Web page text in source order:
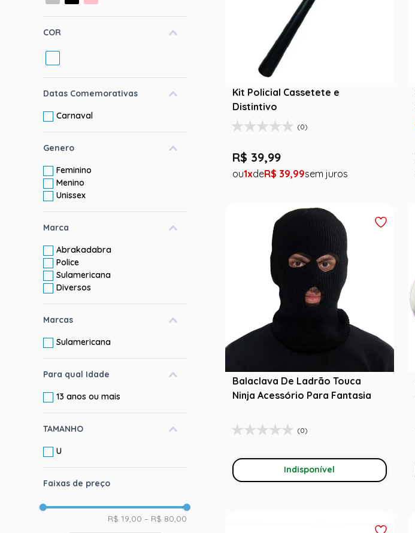
COR
Datas Comemorativas
Carnaval
Genero
Feminino
Menino
Unissex
Marca
Abrakadabra
Police
Sulamericana
Diversos
Marcas
Sulamericana
Para qual Idade
13 anos ou mais
TAMANHO
U
Faixas de preço
R$ 19,00 – R$ 80,00
Kit Policial Cassetete e
Distintivo
(0)
R$ 39,99
1 R$ 39,99
Balaclava De Ladrão Touca
Ninja Acessório Para Fantasia
(0)
Indisponível